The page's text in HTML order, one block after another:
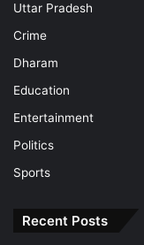
Uttar Pradesh
Crime
Dharam
Education
Entertainment
Politics
Sports
Recent Posts